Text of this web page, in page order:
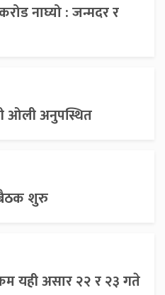
नाघ्यो : जन्मदर र
ओली अनुपस्थित
बैठक शुरु
यही असार २२ र २३ गते